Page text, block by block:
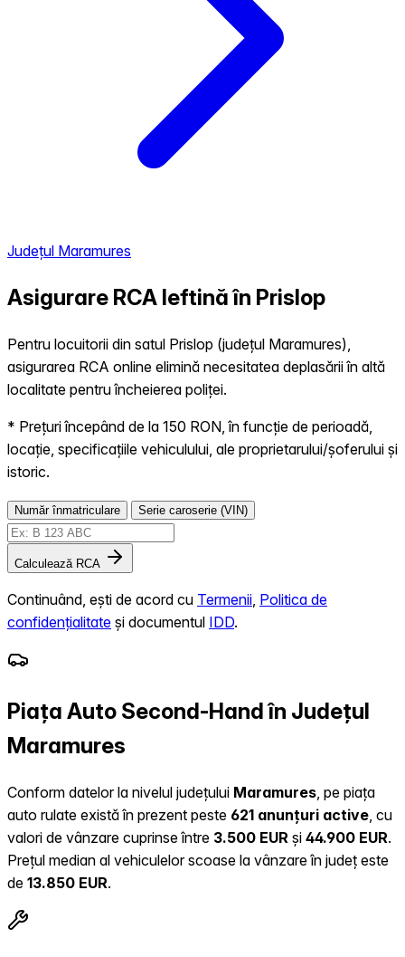
Județul Maramures
Asigurare RCA Ieftină în Prislop
Pentru locuitorii din satul Prislop (județul Maramures),
asigurarea RCA online elimină necesitatea deplasării în altă
localitate pentru încheierea poliței.
* Prețuri începând de la 150 RON, în funcție de perioadă,
locație, specificațiile vehiculului, ale proprietarului/șoferului și
istoric.
Număr înmatriculare Serie caroserie (VIN)
Calculează RCA
Continuând, ești de acord cu Termenii Politica de
confidențialitate și documentul IDD.
Piața Auto Second-Hand în Județul
Maramures
Conform datelor la nivelul județului Maramures , pe piața
auto rulate există în prezent peste 621 anunțuri active , cu
valori de vânzare cuprinse între 3.500 EUR și 44.900 EUR.
Prețul median al vehiculelor scoase la vânzare în județ este
de 13.850 EUR.